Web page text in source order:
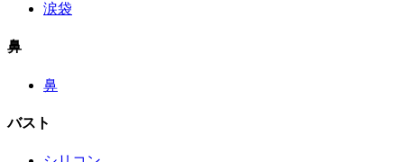
涙袋
鼻
鼻
バスト